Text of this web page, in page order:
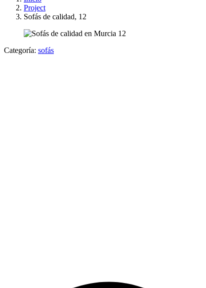
Project
Sofás de calidad, 12
Categoría: sofás